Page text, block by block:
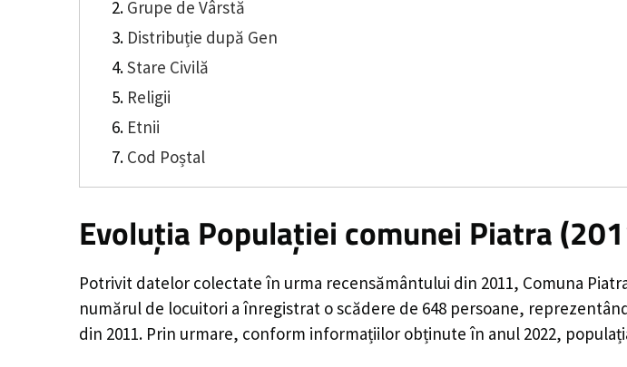
Grupe de Vârstă
Distribuție după Gen
Stare Civilă
Religii
Etnii
Cod Poștal
Evoluția Populației comunei Piatra
Potrivit datelor colectate în urma recensământului din 2011, Comuna
numărul de locuitori a înregistrat oscădere de 648 persoane,
din 2011. Prin urmare, conform informațiilor obținute în anul 2022,